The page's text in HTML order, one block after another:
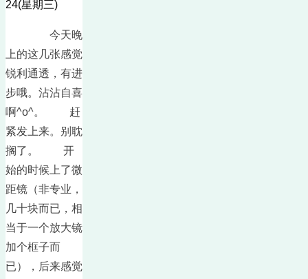
24(星期三)
今天晚
上的这几张感觉
锐利通透，有进
步哦。沾沾自喜
啊^o^。 赶
紧发上来。别耽
搁了。 开
始的时候上了微
距镜（非专业，
几十块而已，相
当于一个放大镜
加个框子而
已），后来感觉